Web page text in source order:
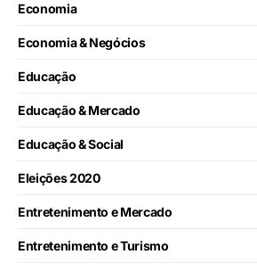
Economia
Economia & Negócios
Educação
Educação & Mercado
Educação & Social
Eleições 2020
Entretenimento e Mercado
Entretenimento e Turismo